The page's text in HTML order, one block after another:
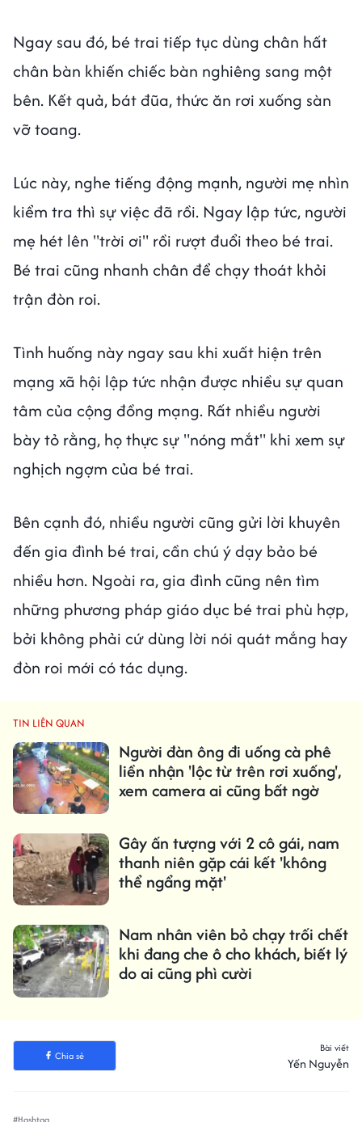
Ngay sau đó, bé trai tiếp tục dùng chân hất
chân bàn khiến chiếc bàn nghiêng sang một
bên. Kết quả, bát đũa, thức ăn rơi xuống sàn
vỡ toang.
Lúc này, nghe tiếng động mạnh, người mẹ nhìn
kiểm tra thì sự việc đã rồi. Ngay lập tức, người
mẹ hét lên "trời ơi" rồi rượt đuổi theo bé trai.
Bé trai cũng nhanh chân để chạy thoát khỏi
trận đòn roi.
Tình huống này ngay sau khi xuất hiện trên
mạng xã hội lập tức nhận được nhiều sự quan
tâm của cộng đồng mạng. Rất nhiều người
bày tỏ rằng, họ thực sự "nóng mắt" khi xem sự
nghịch ngợm của bé trai.
Bên cạnh đó, nhiều người cũng gửi lời khuyên
đến gia đình bé trai, cần chú ý dạy bảo bé
nhiều hơn. Ngoài ra, gia đình cũng nên tìm
những phương pháp giáo dục bé trai phù hợp,
bởi không phải cứ dùng lời nói quát mắng hay
đòn roi mới có tác dụng.
TIN LIÊN QUAN
Người đàn ông đi uống cà phê
liền nhận 'lộc từ trên rơi xuống',
xem camera ai cũng bất ngờ
Gây ấn tượng với 2 cô gái, nam
thanh niên gặp cái kết 'không
thể ngẩng mặt'
Nam nhân viên bỏ chạy trối chết
khi đang che ô cho khách, biết lý
do ai cũng phì cười
Chia sẻ
Bài viết
Yến Nguyễn
#Hashtag